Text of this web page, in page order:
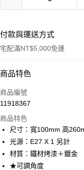
付款與運送方式
宅配滿NT$5,000免運
付款方式
信用卡一次付款
Apple Pay
街口支付
悠遊付
商品特色
商品編號
11918367
商品特色
尺寸：寬100mm 高
光源：E27 X 1 另計
材質：鐵材烤漆＋鍍金
★可調角度